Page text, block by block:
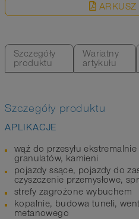
ARKUSZ
Szczegóły
produktu
Wariatny
artykułu
Szczegóły produktu
APLIKACJE
wąż do przesyłu
granulatów, kamieni
pojazdy ssące, pojazdy do
czyszczenie przemysłowe,
strefy zagrożone wybuchem
kopalnie, budowa tuneli,
metanowego